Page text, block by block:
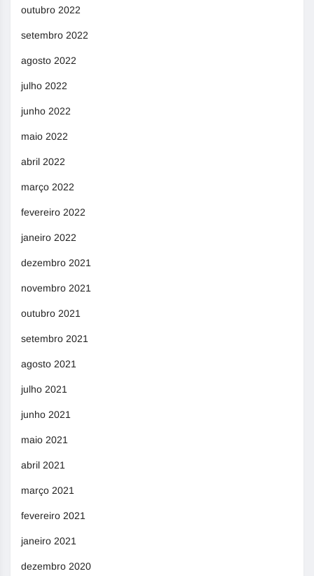
outubro 2022
setembro 2022
agosto 2022
julho 2022
junho 2022
maio 2022
abril 2022
março 2022
fevereiro 2022
janeiro 2022
dezembro 2021
novembro 2021
outubro 2021
setembro 2021
agosto 2021
julho 2021
junho 2021
maio 2021
abril 2021
março 2021
fevereiro 2021
janeiro 2021
dezembro 2020